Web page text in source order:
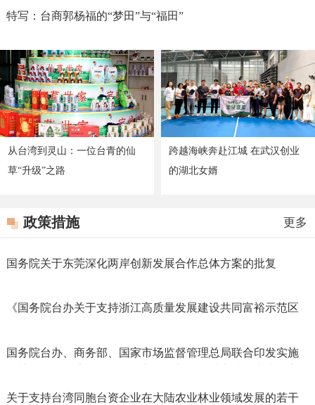
特写：台商郭杨福的“梦田”与“福田”
从台湾到灵山：一位台青的仙
草“升级”之路
跨越海峡奔赴江城 在武汉创业
的湖北女婿
政策措施 更多
国务院关于东莞深化两岸创新发展合作总体方案的批复
《国务院台办关于支持浙江高质量发展建设共同富裕示范区
国务院台办、商务部、国家市场监督管理总局联合印发实施
关于支持台湾同胞台资企业在大陆农业林业领域发展的若干